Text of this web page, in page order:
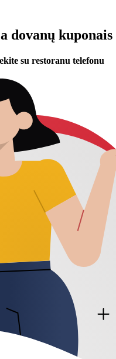
dovanų
su restoranu telefonu